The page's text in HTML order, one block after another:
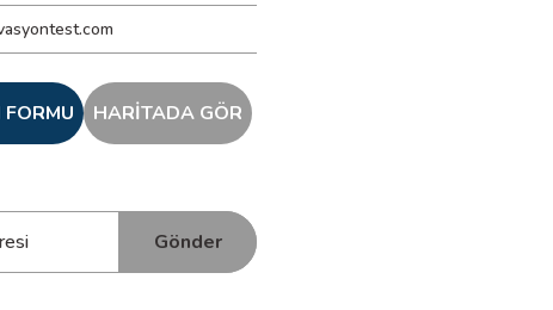
HARİTADA GÖR
Gönder